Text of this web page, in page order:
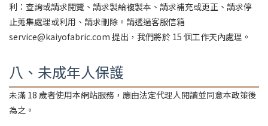
利：查詢或請求閱覽、請求製給複製本、請求補充或更正、請求停
止蒐集處理或利用、請求刪除。請透過客服信箱
service@kaiyofabric.com 提出，我們將於 15 個工作天內處理。
八、未成年人保護
未滿 18 歲者使用本網站服務，應由法定代理人閱讀並同意本政策後
為之。